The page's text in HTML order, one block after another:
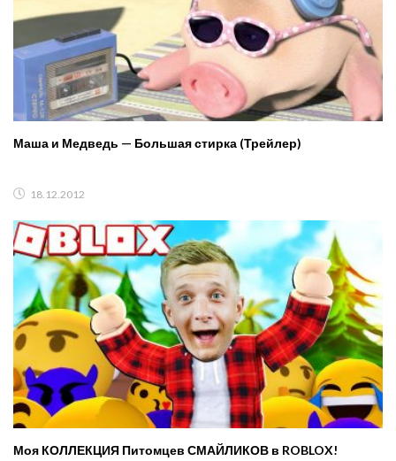
Маша и Медведь — Большая стирка (Трейлер)
18.12.2012
Моя КОЛЛЕКЦИЯ Питомцев СМАЙЛИКОВ в ROBLOX!